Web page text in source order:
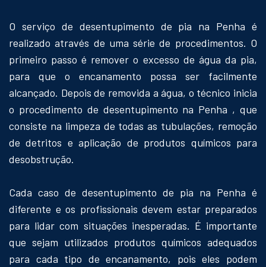
O serviço de desentupimento de pia na Penha é
realizado através de uma série de procedimentos. O
primeiro passo é remover o excesso de água da pia,
para que o encanamento possa ser facilmente
alcançado. Depois de removida a água, o técnico inicia
o procedimento de desentupimento na Penha , que
consiste na limpeza de todas as tubulações, remoção
de detritos e aplicação de produtos químicos para
desobstrução.
Cada caso de desentupimento de pia na Penha é
diferente e os profissionais devem estar preparados
para lidar com situações inesperadas. É importante
que sejam utilizados produtos químicos adequados
para cada tipo de encanamento, pois eles podem